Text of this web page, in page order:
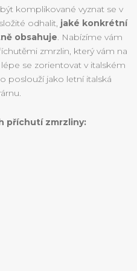
komplikované vyznat se v
odhalit, jaké konkrétní
obsahuje. Nabízíme vám
zmrzlin, který vám na
se zorientovat v italském
poslouží jako letní italská
příchutí zmrzliny: